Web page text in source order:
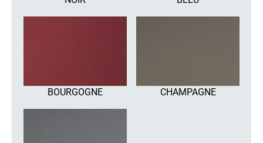
BOURGOGNE CHAMPAGNE